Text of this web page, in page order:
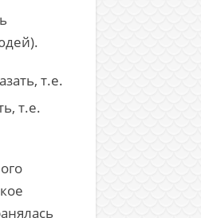
т.е.
т.е.